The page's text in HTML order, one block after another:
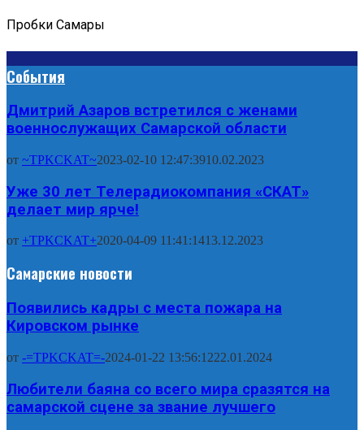
Пробки Самары
События
Дмитрий Азаров встретился с женами
военнослужащих Самарской области
от ~TPKCKAT~2023-02-10 12:47:3910.02.2023
Уже 30 лет Телерадиокомпания «СКАТ»
делает мир ярче!
от +TPKCKAT+2020-04-09 11:41:1413.12.2023
Самарские новости
Появились кадры с места пожара на
Кировском рынке
от -=TPKCKAT=-2024-01-22 13:56:1222.01.2024
Любители баяна со всего мира сразятся на
самарской сцене за звание лучшего